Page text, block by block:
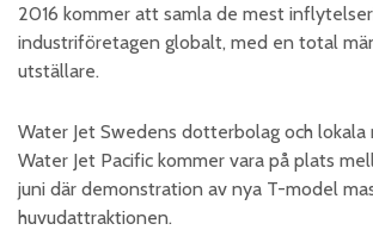
2016 kommer att samla de mest
industriföretagen globalt, med en total
utställare.
Water Jet Swedens dotterbolag och
Water Jet Pacific kommer vara på plats
juni där demonstration av nya T-model
huvudattraktionen.
Arbeta hos
Spare Parts
Kontakta oss